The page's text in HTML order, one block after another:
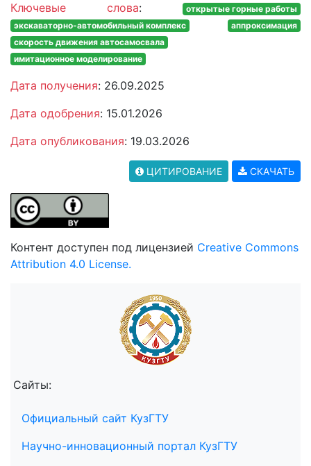
Ключевые слова: открытые горные работы
экскаваторно-автомобильный комплекс
аппроксимация
скорость движения автосамосвала
имитационное моделирование
Дата получения: 26.09.2025
Дата одобрения: 15.01.2026
Дата опубликования: 19.03.2026
ЦИТИРОВАНИЕ СКАЧАТЬ
Контент доступен под лицензией Creative Commons
Attribution 4.0 License.
Сайты:
Официальный сайт КузГТУ
Научно-инновационный портал КузГТУ